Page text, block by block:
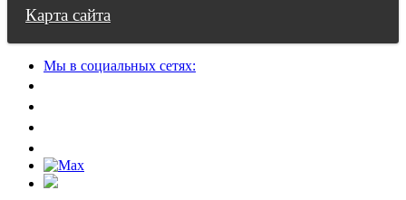
Карта сайта
Мы в социальных сетях: